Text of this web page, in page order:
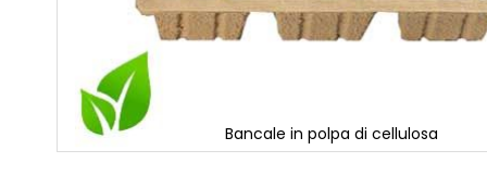
Bancale in polpa di cellulosa